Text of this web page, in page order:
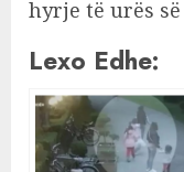
hyrje të urës së
Lexo Edhe: